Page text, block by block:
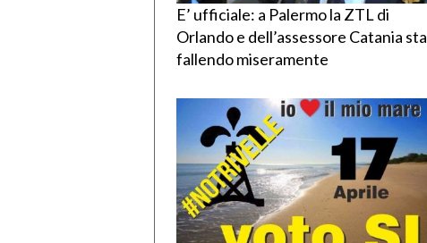
E’ ufficiale: a Palermo la ZTL di
Orlando e dell’assessore Catania sta
fallendo miseramente